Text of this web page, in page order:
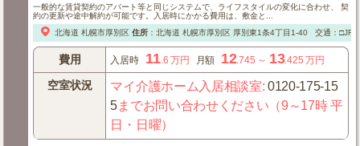
一般的な賃貸契約のアパート等と同じシステムで、ライフスタイルの変化に合わせ、 契
約の更新や途中解約が可能です。入居時にかかる費用は、敷金と...
北海道 札幌市厚別区 住所： 北海道 札幌市厚別区厚別東1条4丁目1-40 交通：□JR
費用 入居時 11 .6 万円 月額 12.745 ～ 13.425 万円
空室状況 マイ介護ホーム入居相談室:0120-175-15
5までお問い合わせください（9～17時 平
日・日曜）